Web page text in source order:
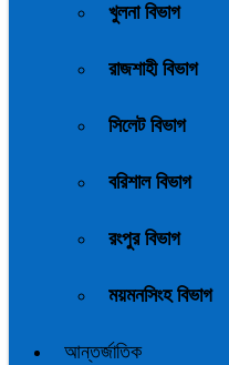
খুলনা বিভাগ
রাজশাহী বিভাগ
সিলেট বিভাগ
বরিশাল বিভাগ
রংপুর বিভাগ
ময়মনসিংহ বিভাগ
আন্তর্জাতিক